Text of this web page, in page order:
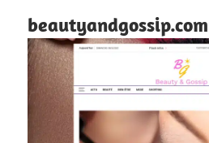
beautyandgossip.com